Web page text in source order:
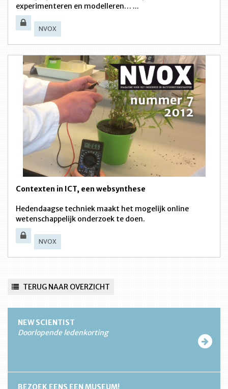
experimenteren en modelleren… ...
NVOX
Contexten in ICT, een websynthese
Hedendaagse techniek maakt het mogelijk online
wetenschappelijk onderzoek te doen.
NVOX
TERUG NAAR OVERZICHT
NEW SCIENTIST
Doorlopende ledenkorting
BEZOEK EENS EEN MUSEUM!